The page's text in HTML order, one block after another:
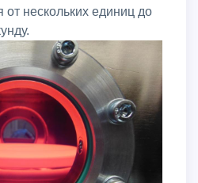
от нескольких единиц до